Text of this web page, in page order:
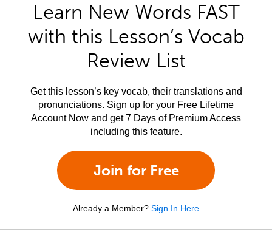
Learn New Words FAST
with this Lesson’s Vocab
Review List
Get this lesson’s key vocab, their translations and
pronunciations. Sign up for your Free Lifetime
Account Now and get 7 Days of Premium Access
including this feature.
Join for Free
Already a Member? Sign In Here